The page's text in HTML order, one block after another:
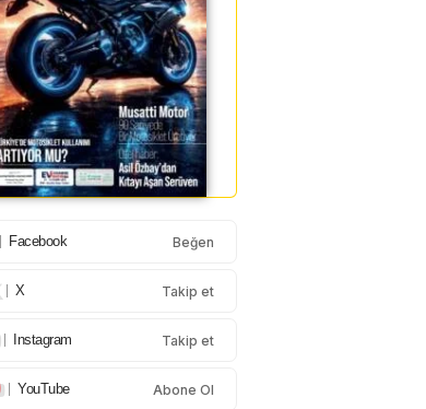
Facebook Beğen
X Takip et
Instagram Takip et
YouTube Abone Ol